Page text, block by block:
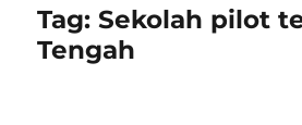
Tag:Sekolah pilot
Tengah